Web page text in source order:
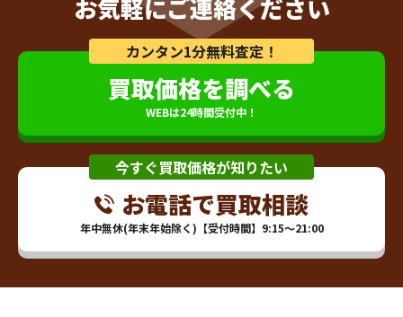
お気軽にご連絡ください
カンタン1分無料査定！
買取価格を調べる
WEBは24時間受付中！
今すぐ買取価格が知りたい
お電話で買取相談
年中無休(年末年始除く)【受付時間】9:15～21:00